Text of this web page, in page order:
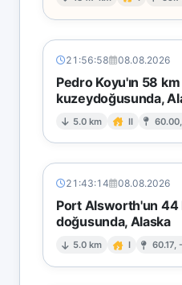
21:56:58 08.08.2026
Pedro Koyu'ın 58
kuzeydoğusunda,
5.0 km II
21:43:14 08.08.2026
Port Alsworth'un 44
doğusunda, Alaska
5.0 km I 60.17,